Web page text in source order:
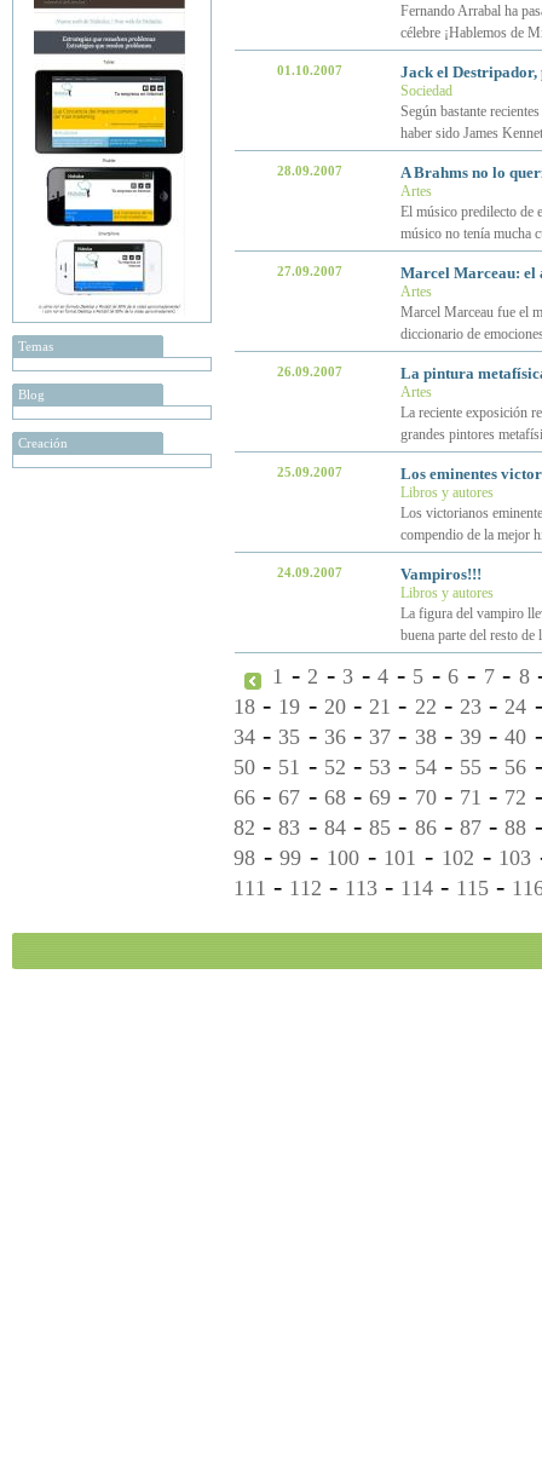
Temas
Blog
Creación
Fernando Arrabal ha
célebre ¡Hablemos de
01.10.2007 Jack el
Sociedad
Según bastante
haber sido James
28.09.2007 A Brahms no lo
Artes
El músico predilecto de
músico no tenía mucha
27.09.2007 Marcel Marceau: el
Artes
Marcel Marceau fue el
diccionario de
26.09.2007 La pintura
Artes
La reciente exposición
grandes pintores
25.09.2007 Los eminentes
Libros y autores
Los victorianos
compendio de la mejor
24.09.2007 Vampiros!!!
Libros y autores
La figura del vampiro
buena parte del resto de
1 -2 - 3 -4 - 5 -6 - 7- 8
18 - 19 - 20-21 - 22 - 23-24
34 - 35 - 36- 37 - 38- 39-40
50 - 51 - 52 - 53 - 54- 55- 56
66 -67 - 68-69 - 70- 71 - 72
82 -83 - 84-85 - 86- 87-88
98 -99 - 100- 101 - 102 - 103
111 - 112 - 113 - 114 - 115 -